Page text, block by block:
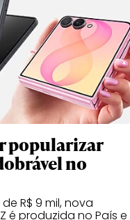
popularizar
no
R$ 9 mil, nova
é produzida no País e